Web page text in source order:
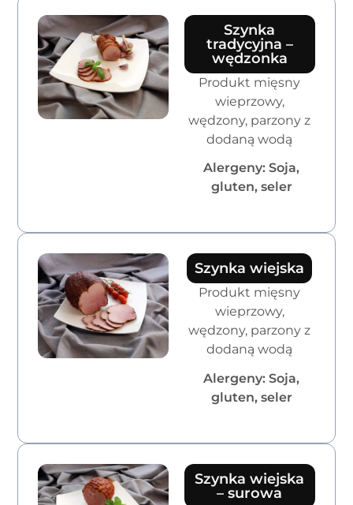
Szynka
tradycyjna –
wędzonka
Produkt mięsny
wieprzowy,
wędzony, parzony z
dodaną wodą
Alergeny: Soja,
gluten, seler
Szynka wiejska
Produkt mięsny
wieprzowy,
wędzony, parzony z
dodaną wodą
Alergeny: Soja,
gluten, seler
Szynka wiejska
– surowa